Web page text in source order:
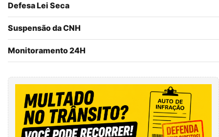
Defesa Lei Seca
Suspensão da CNH
Monitoramento 24H